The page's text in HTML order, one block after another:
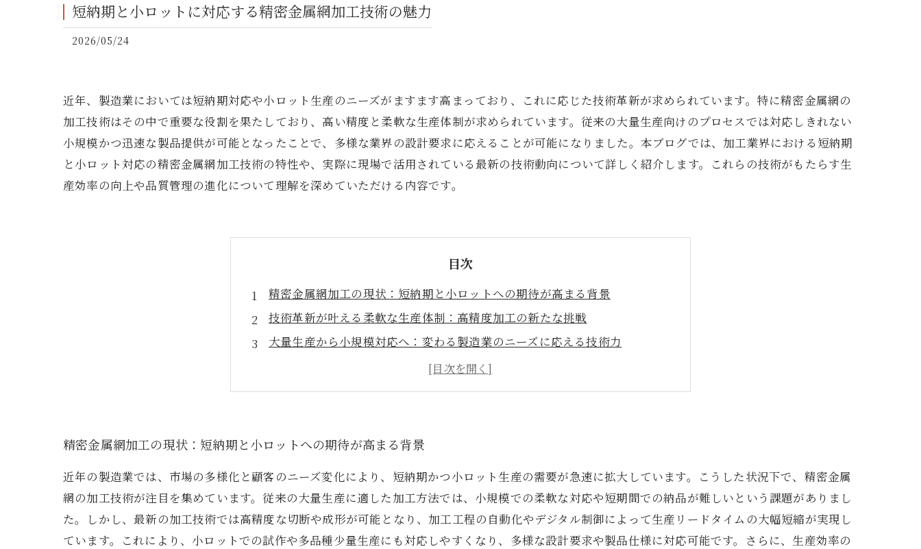
短納期と小ロットに対応する精密金属網加工技術の魅力
2026/05/24
近年、製造業においては短納期対応や小ロット生産のニーズがますます高まっており、これに応じた技術革新が求められています。特に精密金属網の
加工技術はその中で重要な役割を果たしており、高い精度と柔軟な生産体制が求められています。従来の大量生産向けのプロセスでは対応しきれない
小規模かつ迅速な製品提供が可能となったことで、多様な業界の設計要求に応えることが可能になりました。本ブログでは、加工業界における短納期
と小ロット対応の精密金属網加工技術の特性や、実際に現場で活用されている最新の技術動向について詳しく紹介します。これらの技術がもたらす生
産効率の向上や品質管理の進化について理解を深めていただける内容です。
目次
精密金属網加工の現状：短納期と小ロットへの期待が高まる背景
技術革新が叶える柔軟な生産体制：高精度加工の新たな挑戦
大量生産から小規模対応へ：変わる製造業のニーズに応える技術力
現場で活躍する最新加工技術：短納期を実現する具体的な手法とは
成功事例に学ぶ：精密金属網加工で実現した生産効率向上と品質管理の進化
まとめと提言：精密金属網加工技術の魅力と今後求められる対応力
精密金属網加工の現状：短納期と小ロットへの期待が高まる背景
近年の製造業では、市場の多様化と顧客のニーズ変化により、短納期かつ小ロット生産の需要が急速に拡大しています。こうした状況下で、精密金属
網の加工技術が注目を集めています。従来の大量生産に適した加工方法では、小規模での柔軟な対応や短期間での納品が難しいという課題がありまし
た。しかし、最新の加工技術では高精度な切断や成形が可能となり、加工工程の自動化やデジタル制御によって生産リードタイムの大幅短縮が実現し
ています。これにより、小ロットでの試作や多品種少量生産にも対応しやすくなり、多様な設計要求や製品仕様に対応可能です。さらに、生産効率の